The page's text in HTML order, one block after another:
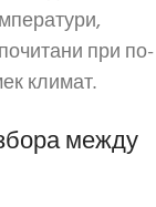
при по-
климат.
между